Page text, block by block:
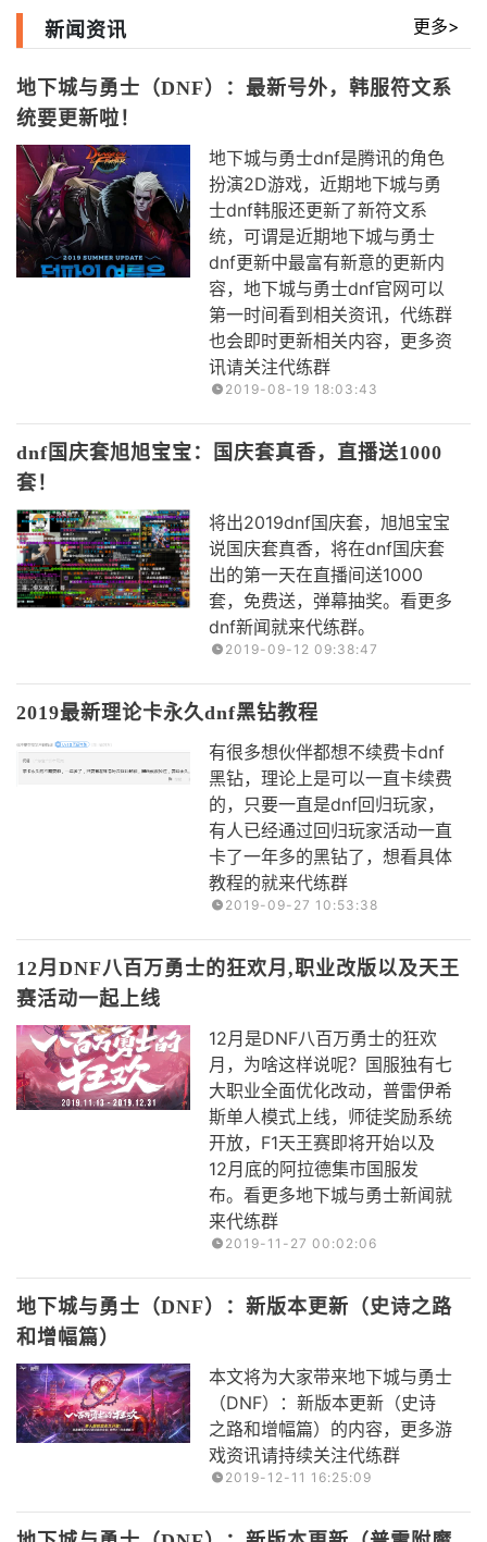
新闻资讯 更多>
地下城与勇士（DNF）：最新号外，韩服符文系
统要更新啦！
地下城与勇士dnf是腾讯的角色
扮演2D游戏，近期地下城与勇
士dnf韩服还更新了新符文系
统，可谓是近期地下城与勇士
dnf更新中最富有新意的更新内
容，地下城与勇士dnf官网可以
第一时间看到相关资讯，代练群
也会即时更新相关内容，更多资
讯请关注代练群
2019-08-19 18:03:43
dnf国庆套旭旭宝宝：国庆套真香，直播送1000
套！
将出2019dnf国庆套，旭旭宝宝
说国庆套真香，将在dnf国庆套
出的第一天在直播间送1000
套，免费送，弹幕抽奖。看更多
dnf新闻就来代练群。
2019-09-12 09:38:47
2019最新理论卡永久dnf黑钻教程
有很多想伙伴都想不续费卡dnf
黑钻，理论上是可以一直卡续费
的，只要一直是dnf回归玩家，
有人已经通过回归玩家活动一直
卡了一年多的黑钻了，想看具体
教程的就来代练群
2019-09-27 10:53:38
12月DNF八百万勇士的狂欢月,职业改版以及天王
赛活动一起上线
12月是DNF八百万勇士的狂欢
月，为啥这样说呢？国服独有七
大职业全面优化改动，普雷伊希
斯单人模式上线，师徒奖励系统
开放，F1天王赛即将开始以及
12月底的阿拉德集市国服发
布。看更多地下城与勇士新闻就
来代练群
2019-11-27 00:02:06
地下城与勇士（DNF）：新版本更新（史诗之路
和增幅篇）
本文将为大家带来地下城与勇士
（DNF）：新版本更新（史诗
之路和增幅篇）的内容，更多游
戏资讯请持续关注代练群
2019-12-11 16:25:09